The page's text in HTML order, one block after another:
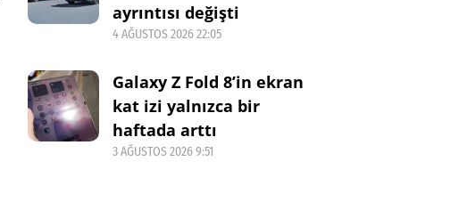
ayrıntısı değişti
4 AĞUSTOS 2026 22:05
Galaxy Z Fold 8’in ekran
kat izi yalnızca bir
haftada arttı
3 AĞUSTOS 2026 9:51